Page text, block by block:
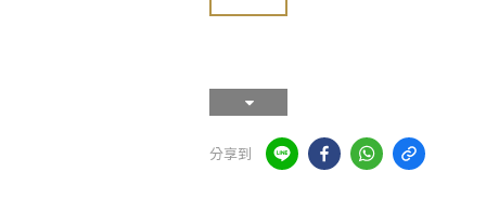
分享到